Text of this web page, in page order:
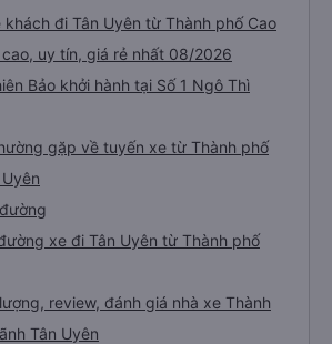
khách đi Tân Uyên từ Thành phố Cao
uy tín, giá rẻ nhất 08/2026
Bảo khởi hành tại Số 1 Ngô Thì
gặp về tuyến xe từ Thành phố
xe đi Tân Uyên từ Thành phố
review, đánh giá nhà xe Thành
Tân Uyên